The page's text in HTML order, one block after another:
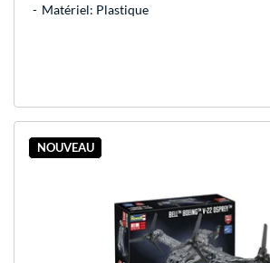
Matériel: Plastique
NOUVEAU